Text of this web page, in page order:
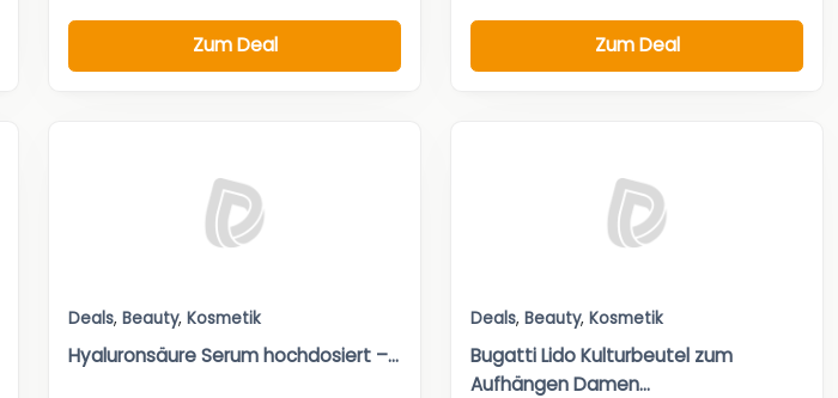
Zum Deal Zum Deal
Deals, Beauty, Kosmetik
Hyaluronsäure Serum hochdosiert –...
Deals, Beauty, Kosmetik
Bugatti Lido Kulturbeutel zum
Aufhängen Damen...